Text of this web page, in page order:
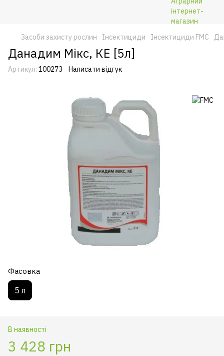
Засоби захисту рослин Інсектициди Інсектициди FMC
Данадим Мікс, КЕ [5л]
Артикул: 100273 Написати відгук
Фасовка
5 л
В наявності
3 428 грн